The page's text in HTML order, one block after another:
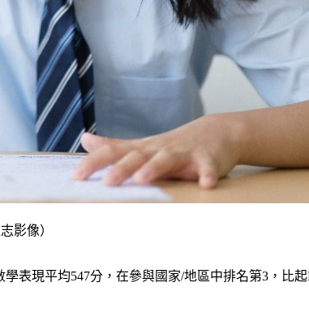
影像）
表現平均547分，在參與國家/地區中排名第3，比